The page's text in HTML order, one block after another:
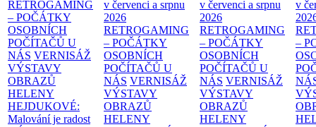
RETROGAMING
– POČÁTKY
OSOBNÍCH
POČÍTAČŮ U
NÁS VERNISÁŽ
VÝSTAVY
OBRAZŮ
HELENY
HEJDUKOVÉ:
Malování je radost
v červenci a srpnu
2026
RETROGAMING
– POČÁTKY
OSOBNÍCH
POČÍTAČŮ U
NÁS VERNISÁŽ
VÝSTAVY
OBRAZŮ
HELENY
v červenci a srpnu
2026
RETROGAMING
– POČÁTKY
OSOBNÍCH
POČÍTAČŮ U
NÁS VERNISÁŽ
VÝSTAVY
OBRAZŮ
HELENY
v
–